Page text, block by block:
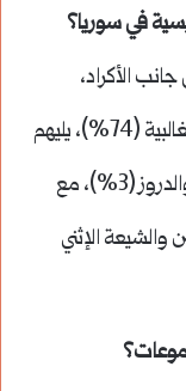
في سوريا؟
الأكراد،
التركمان، والأرمن. دينيًا، تشكل السنة الغالبية (74%)، يليهم
العلويون (13%)، المسيحيون (10%)، والدروز (3%)، مع
الإثني